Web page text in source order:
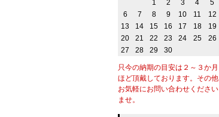
1 2 3 4
5
6
7 8 9 10 11
12
13
14 15 16 17 18
19
20
21 22 23 24 25
26
27
28 29 30
只今の納期の目安は２～３か月
ほど頂戴しております。その他
お気軽にお問い合わせください
ませ。